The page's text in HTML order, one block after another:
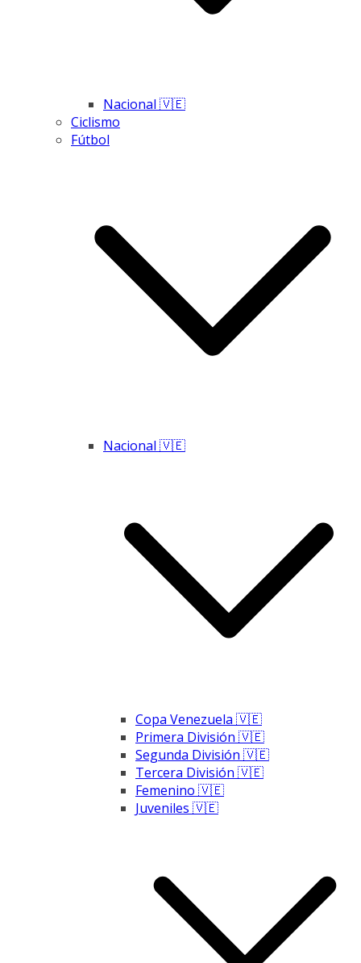
Nacional 🇻🇪
Ciclismo
Fútbol
Nacional 🇻🇪
Copa Venezuela 🇻🇪
Primera División 🇻🇪
Segunda División 🇻🇪
Tercera División 🇻🇪
Femenino 🇻🇪
Juveniles 🇻🇪